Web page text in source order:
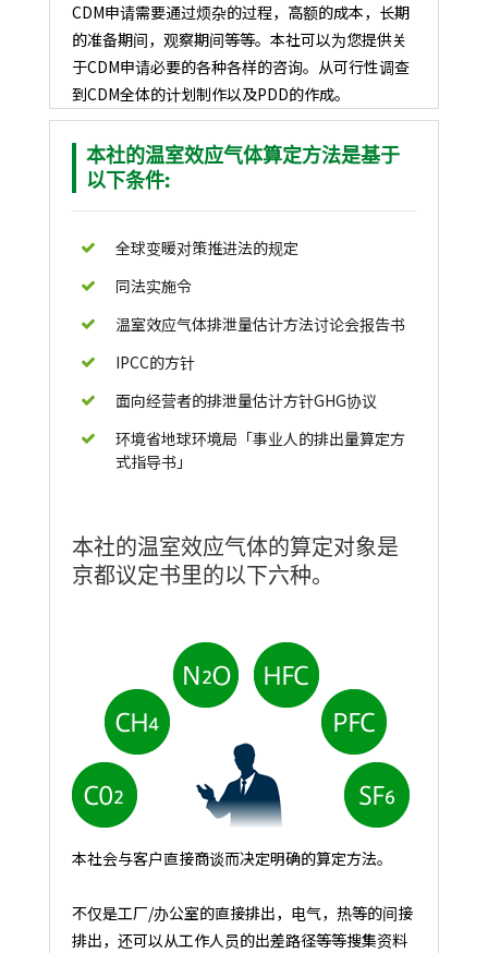
CDM申请需要通过烦杂的过程，高额的成本，长期
的准备期间，观察期间等等。本社可以为您提供关
于CDM申请必要的各种各样的咨询。从可行性调查
到CDM全体的计划制作以及PDD的作成。
本社的温室效应气体算定方法是基于
以下条件:
全球变暖对策推进法的规定
同法实施令
温室效应气体排泄量估计方法讨论会报告书
IPCC的方针
面向经营者的排泄量估计方针GHG协议
环境省地球环境局「事业人的排出量算定方
式指导书」
本社的温室效应气体的算定对象是
京都议定书里的以下六种。
本社会与客户直接商谈而决定明确的算定方法。
不仅是工厂/办公室的直接排出，电气，热等的间接
排出，还可以从工作人员的出差路径等等搜集资料